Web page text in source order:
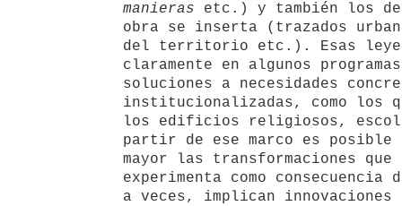
manieras etc.) y también los
obra se inserta (trazados
del territorio etc.). Esas leyes
claramente en algunos
soluciones a necesidades
institucionalizadas, como los
los edificios religiosos,
partir de ese marco es
mayor las transformaciones
experimenta como
a veces, implican